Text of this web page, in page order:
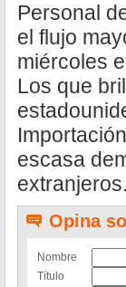
Personal
el flujo
miércoles
Los que
escasa
extranjeros.
Opina
Nombre
Título